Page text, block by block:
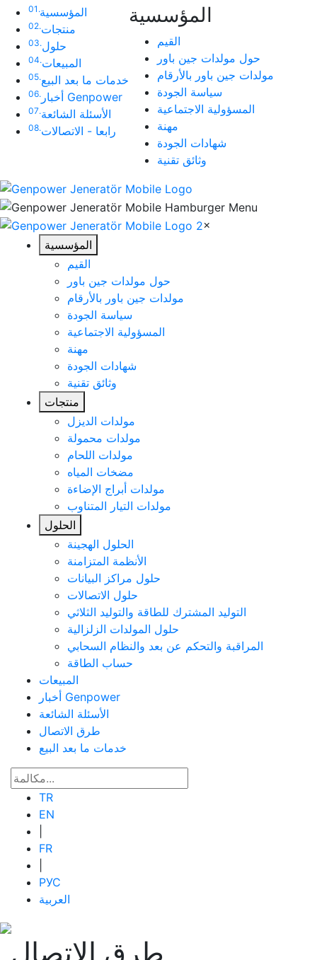
01.المؤسسية
02.منتجات
03.حلول
04.المبيعات
05.خدمات ما بعد البيع
06. أخبار Genpower
07.الأسئلة الشائعة
08.رابعا - الاتصالات
المؤسسية
القيم
حول مولدات جين باور
مولدات جين باور بالأرقام
سياسة الجودة
المسؤولية الاجتماعية
مهنة
شهادات الجودة
وثائق تقنية
×
المؤسسية
القيم
حول مولدات جين باور
مولدات جين باور بالأرقام
سياسة الجودة
المسؤولية الاجتماعية
مهنة
شهادات الجودة
وثائق تقنية
منتجات
مولدات الديزل
مولدات محمولة
مولدات اللحام
مضخات المياه
مولدات أبراج الإضاءة
مولدات التيار المتناوب
الحلول
الحلول الهجينة
الأنظمة المتزامنة
حلول مراكز البيانات
حلول الاتصالات
التوليد المشترك للطاقة والتوليد الثلاثي
حلول المولدات الزلزالية
المراقبة والتحكم عن بعد والنظام السحابي
حساب الطاقة
المبيعات
أخبار Genpower
الأسئلة الشائعة
طرق الاتصال
خدمات ما بعد البيع
TR
EN
FR
РУС
العربية
طرق الاتصال